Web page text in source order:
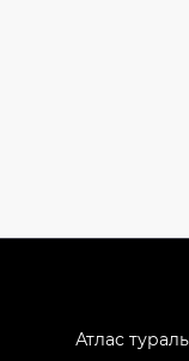
Атлас